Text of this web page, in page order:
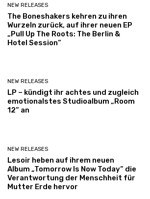
NEW RELEASES
The Boneshakers kehren zu ihren
Wurzeln zurück, auf ihrer neuen EP
„Pull Up The Roots: The Berlin &
Hotel Session“
NEW RELEASES
LP – kündigt ihr achtes und zugleich
emotionalstes Studioalbum „Room
12“ an
NEW RELEASES
Lesoir heben auf ihrem neuen
Album „Tomorrow Is Now Today“ die
Verantwortung der Menschheit für
Mutter Erde hervor